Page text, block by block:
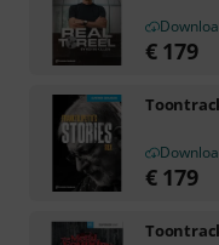
€ 179
€ 179